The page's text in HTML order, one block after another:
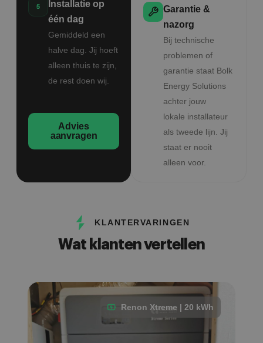
Installatie op
één dag
Gemiddeld een
halve dag. Jij hoeft
alleen thuis te zijn,
de rest doen wij.
Advies
aanvragen
Garantie &
nazorg
Bij technische
problemen of
garantie staat Bolk
Energy Solutions
achter jouw
lokale installateur
als tweede lijn. Jij
staat er nooit
alleen voor.
KLANTERVARINGEN
Wat klanten vertellen
Renon Xtreme | 20 kWh